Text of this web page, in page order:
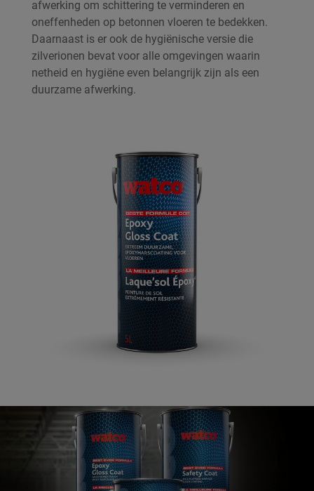
afwerking om schittering te verminderen en
oneffenheden op betonnen vloeren te bedekken.
Daarnaast is er ook de hygiënische versie die
zilverionen bevat voor alle omgevingen waarin
netheid en hygiëne even belangrijk zijn als een
duurzame afwerking.